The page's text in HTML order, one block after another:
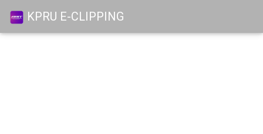
KPRU E-CLIPPING